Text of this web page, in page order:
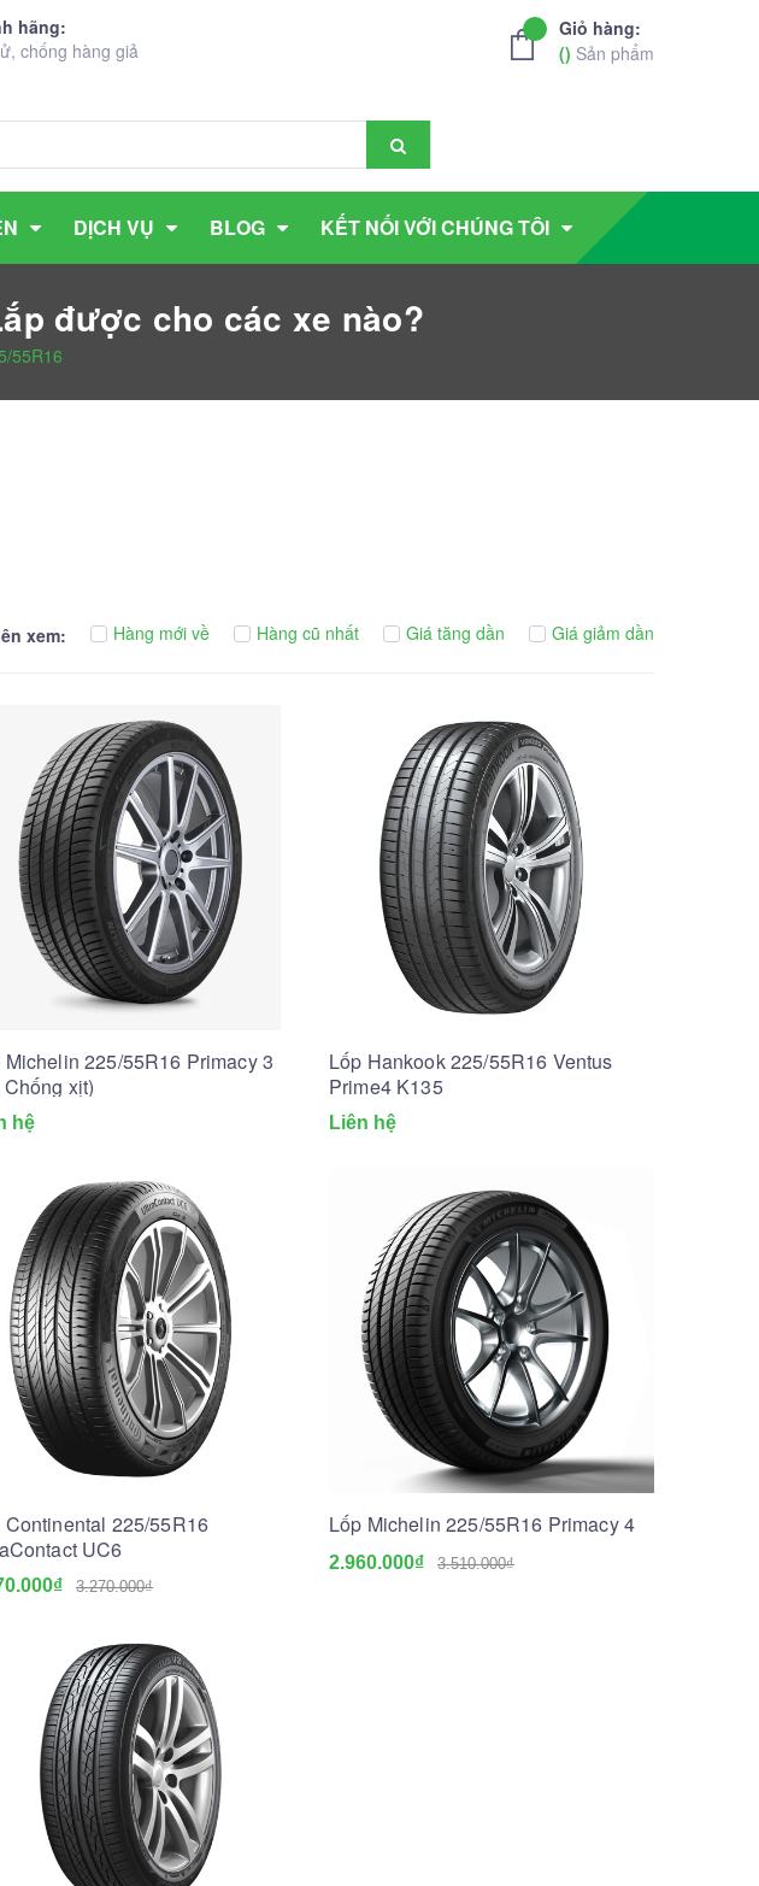
hãng:
chống hàng giả
Giỏ hàng:
() Sản phẩm
DỊCH VỤ BLOG KẾT NỐI VỚI CHÚNG TÔI
được cho các xe nào?
55R16
xem: Hàng mới về Hàng cũ nhất Giá tăng dần Giá giảm dần
Michelin 225/55R16 Primacy 3
xịt)
hệ
Lốp Hankook 225/55R16 Ventus
Prime4 K135
Liên hệ
Continental 225/55R16
UC6
3.270.000₫
Lốp Michelin 225/55R16 Primacy 4
2.960.000₫ 3.510.000₫